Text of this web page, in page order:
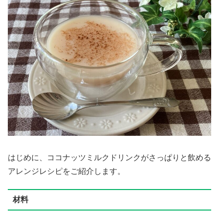
はじめに、ココナッツミルクドリンクがさっぱりと飲める
アレンジレシピをご紹介します。
材料